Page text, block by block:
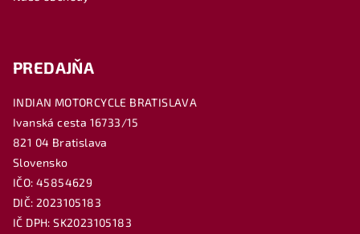
PREDAJŇA
INDIAN MOTORCYCLE BRATISLAVA
Ivanská cesta 16733/15
821 04 Bratislava
Slovensko
IČO: 45854629
DIČ: 2023105183
IČ DPH: SK2023105183